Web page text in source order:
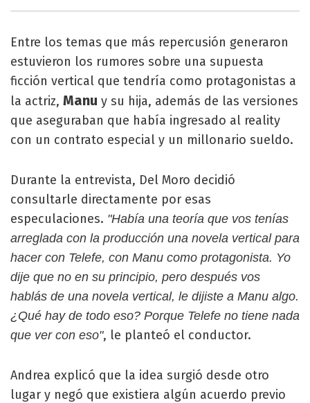
Entre los temas que más repercusión generaron
estuvieron los rumores sobre una supuesta
ficción vertical que tendría como protagonistas a
la actriz, Manu y su hija, además de las versiones
que aseguraban que había ingresado al reality
con un contrato especial y un millonario sueldo.
Durante la entrevista, Del Moro decidió
consultarle directamente por esas
especulaciones. "Había una teoría que vos tenías
arreglada con la producción una novela vertical para
hacer con Telefe, con Manu como protagonista. Yo
dije que no en su principio, pero después vos
hablás de una novela vertical, le dijiste a Manu algo.
¿Qué hay de todo eso? Porque Telefe no tiene nada
que ver con eso", le planteó el conductor.
Andrea explicó que la idea surgió desde otro
lugar y negó que existiera algún acuerdo previo